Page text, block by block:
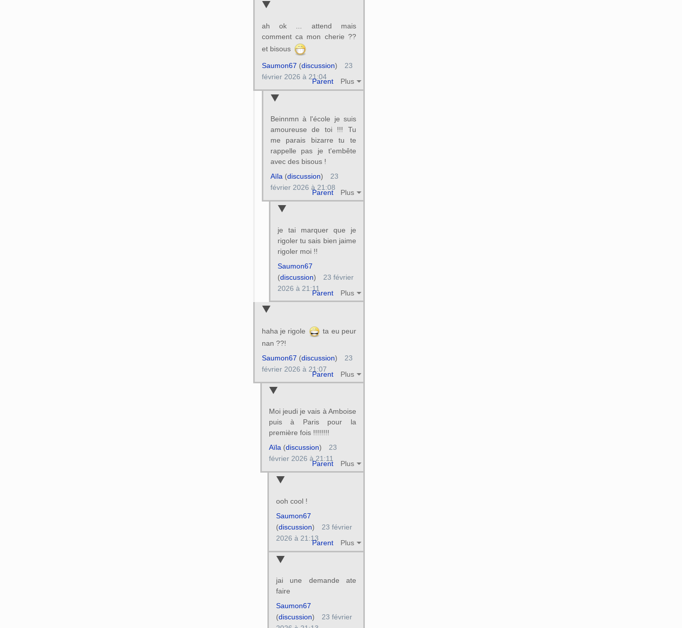
ah ok ... attend mais
comment ca mon cherie ??
et bisous
Parent Plus
Saumon67 (discussion)
23
février 2026 à 21:04
Beinnmn à l'école je suis
amoureuse de toi !!! Tu
me parais bizarre tu te
rappelle pas je t'embête
avec des bisous !
Parent Plus
Aïla(discussion)
23
février 2026 à 21:08
je tai marquer que je
rigoler tu sais bien jaime
rigoler moi !!
Parent Plus
Saumon67
(discussion)
23 février
2026 à 21:11
haha je rigole
ta eu peur
nan ??!
Parent Plus
Saumon67 (discussion)
23
février 2026 à 21:07
Moi jeudi je vais à Amboise
puis à Paris pour la
première fois !!!!!!!!
Parent Plus
Aïla(discussion)
23
février 2026 à 21:11
ooh cool !
Parent Plus
Saumon67
(discussion)
23 février
2026 à 21:13
jai une demande ate
faire
Saumon67
(discussion)
23 février